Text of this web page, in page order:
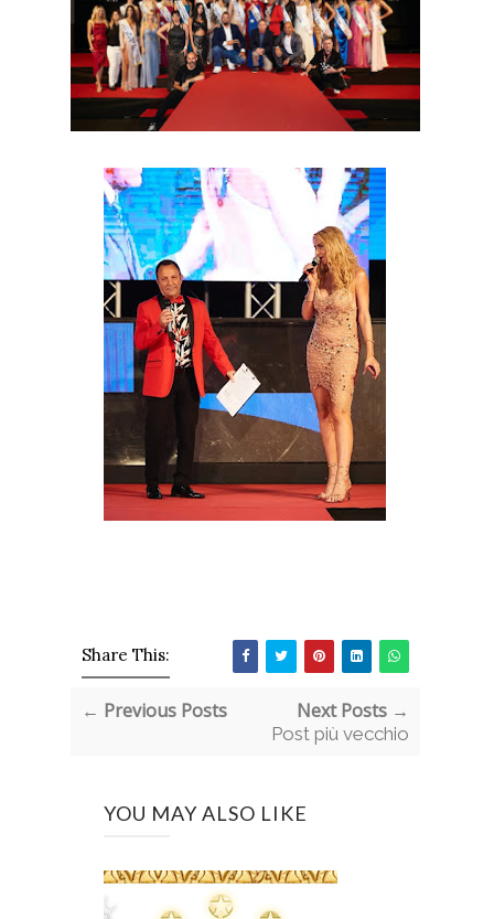
Share This:
← Previous Posts Next Posts →
Post più vecchio
YOU MAY ALSO LIKE